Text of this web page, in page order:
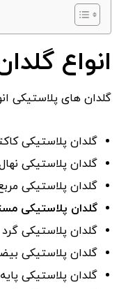
انواع
گلدان های پلاستیکی
گلدان پلاستیکی
گلدان پلاستیکی
گلدان پلاستیکی
گلدان پلاستیکی
گلدان پلاستیکی گرد
گلدان پلاستیکی
گلدان پلاستیکی پایه